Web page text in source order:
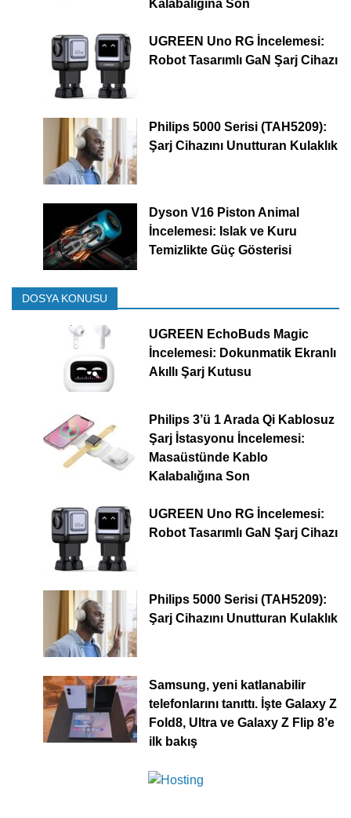
Kalabalığına Son
UGREEN Uno RG İncelemesi:
Robot Tasarımlı GaN Şarj Cihazı
Philips 5000 Serisi (TAH5209):
Şarj Cihazını Unutturan Kulaklık
Dyson V16 Piston Animal
İncelemesi: Islak ve Kuru
Temizlikte Güç Gösterisi
DOSYA KONUSU
UGREEN EchoBuds Magic
İncelemesi: Dokunmatik Ekranlı
Akıllı Şarj Kutusu
Philips 3’ü 1 Arada Qi Kablosuz
Şarj İstasyonu İncelemesi:
Masaüstünde Kablo
Kalabalığına Son
UGREEN Uno RG İncelemesi:
Robot Tasarımlı GaN Şarj Cihazı
Philips 5000 Serisi (TAH5209):
Şarj Cihazını Unutturan Kulaklık
Samsung, yeni katlanabilir
telefonlarını tanıttı. İşte Galaxy Z
Fold8, Ultra ve Galaxy Z Flip 8’e
ilk bakış